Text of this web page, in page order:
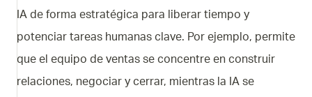
IA de forma estratégica para liberar tiempo y
potenciar tareas humanas clave. Por ejemplo, permite
que el equipo de ventas se concentre en construir
relaciones, negociar y cerrar, mientras la IA se